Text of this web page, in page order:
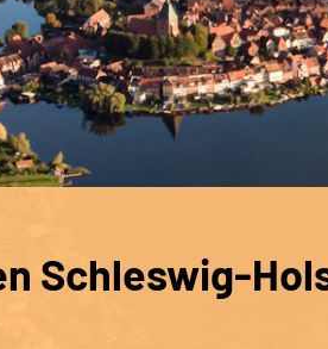
Schleswig-